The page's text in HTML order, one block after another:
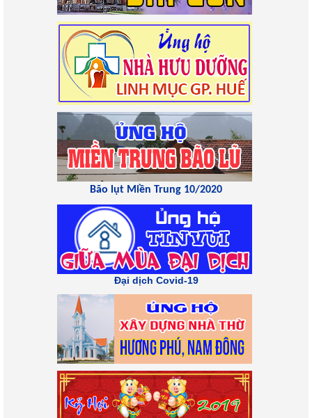
Bão lụt Miền Trung 10/2020
Đại dịch Covid-19